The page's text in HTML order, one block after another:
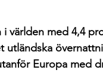
världen med 4,4
utländska
Europa med